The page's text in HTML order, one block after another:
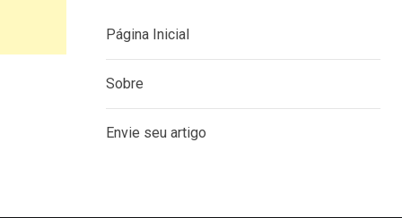
Página Inicial
Sobre
Envie seu artigo